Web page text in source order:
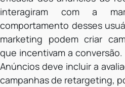
interagiram com a
comportamento desses
marketing podem criar
que incentivam a
Anúncios deve incluir a
campanhas de retargeting,